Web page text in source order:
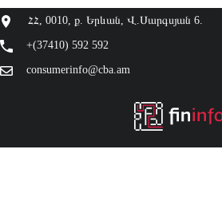
ՀՀ, 0010, ք. Երևան, Վ.Սարգսյան 6.
+(37410) 592 592
consumerinfo@cba.am